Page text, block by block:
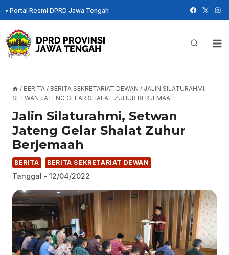
Skip
to
content
• Portal Resmi DPRD Jawa Tengah
/ BERITA / BERITA SEKRETARIAT DEWAN / JALIN SILATURAHMI,
SETWAN JATENG GELAR SHALAT ZUHUR BERJEMAAH
Jalin Silaturahmi, Setwan
Jateng Gelar Shalat Zuhur
Berjemaah
BERITA BERITA SEKRETARIAT DEWAN
Tanggal - 12/04/2022